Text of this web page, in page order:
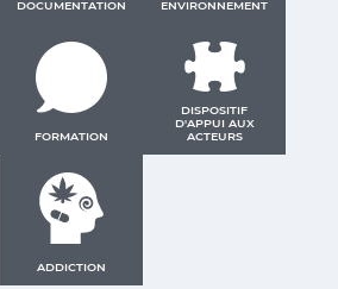
DOCUMENTATION
ENVIRONNEMENT
FORMATION
DISPOSITIF
D'APPUI AUX
ACTEURS
ADDICTION